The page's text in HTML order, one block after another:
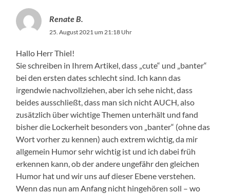
Renate B.
25. August 2021 um 21:18 Uhr
Hallo Herr Thiel!
Sie schreiben in Ihrem Artikel, dass „cute“ und „banter“
bei den ersten dates schlecht sind. Ich kann das
irgendwie nachvollziehen, aber ich sehe nicht, dass
beides ausschließt, dass man sich nicht AUCH, also
zusätzlich über wichtige Themen unterhält und fand
bisher die Lockerheit besonders von „banter“ (ohne das
Wort vorher zu kennen) auch extrem wichtig, da mir
allgemein Humor sehr wichtig ist und ich dabei früh
erkennen kann, ob der andere ungefähr den gleichen
Humor hat und wir uns auf dieser Ebene verstehen.
Wenn das nun am Anfang nicht hingehören soll – wo